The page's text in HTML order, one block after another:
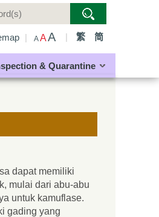
| AAA | 繁 简
& Quarantine
dapat memiliki
mulai dari abu-abu
untuk kamuflase.
gading yang